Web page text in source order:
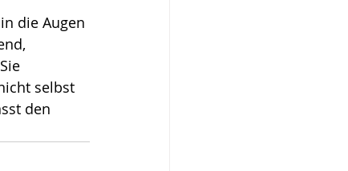
die Augen
selbst
den